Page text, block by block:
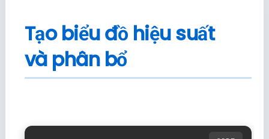
Tạo biểu đồ hiệu suất
và phân bổ